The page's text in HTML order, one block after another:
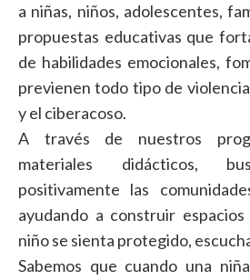
a niñas, niños, adolescentes,
propuestas educativas que
de habilidades emocionales,
previenen todo tipo de
y el ciberacoso.
A través de nuestros
materiales didácticos,
positivamente las
ayudando a construir
niño se sienta protegido,
Sabemos que cuando una